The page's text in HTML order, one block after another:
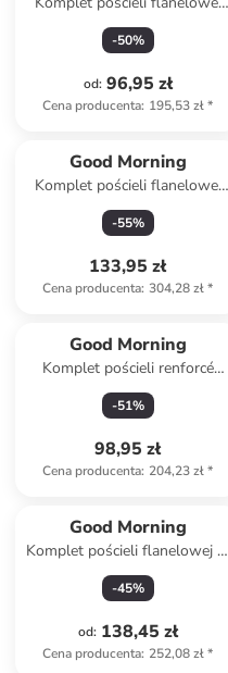
"Snowydeer" w kolorze
beżowym
-50%
od: 96,95 zł
Cena producenta: 195,53 zł*
Good Morning
Komplet pościeli flanelowej
"Pinga" w kolorze błękitno-
biało-szarym
-55%
133,95 zł
Cena producenta: 304,28 zł*
Good Morning
Komplet pościeli renforcé
"Astra" w kolorze biało-
błękitno-żółtym
-51%
98,95 zł
Cena producenta: 204,23 zł*
Good Morning
Komplet pościeli flanelowej w
kolorze jasnoszarym
-45%
od: 138,45 zł
Cena producenta: 252,08 zł*